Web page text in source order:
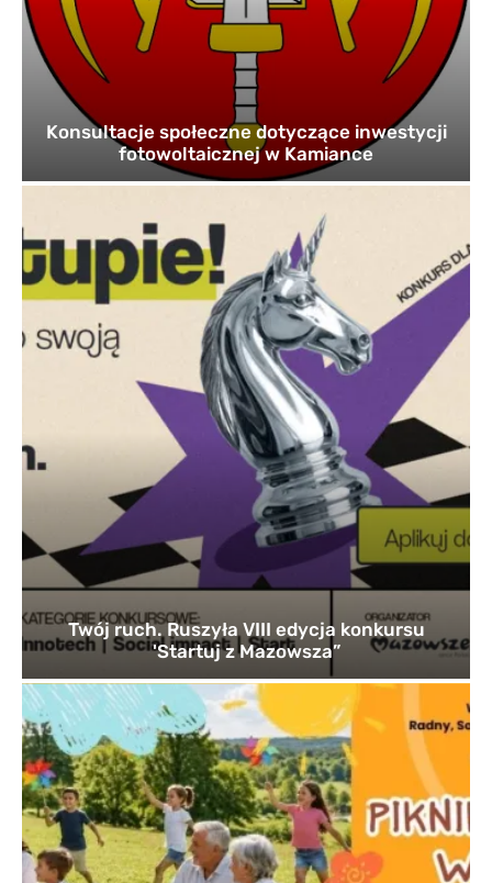
Konsultacje społeczne dotyczące inwestycji
fotowoltaicznej w Kamiance
Twój ruch. Ruszyła VIII edycja konkursu
'Startuj z Mazowsza”